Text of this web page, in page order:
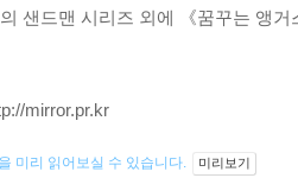
샌드맨 시리즈 외에 《꿈꾸는 앵
mirror.pr.kr
미리 읽어보실 수 있습니다. 미리보기